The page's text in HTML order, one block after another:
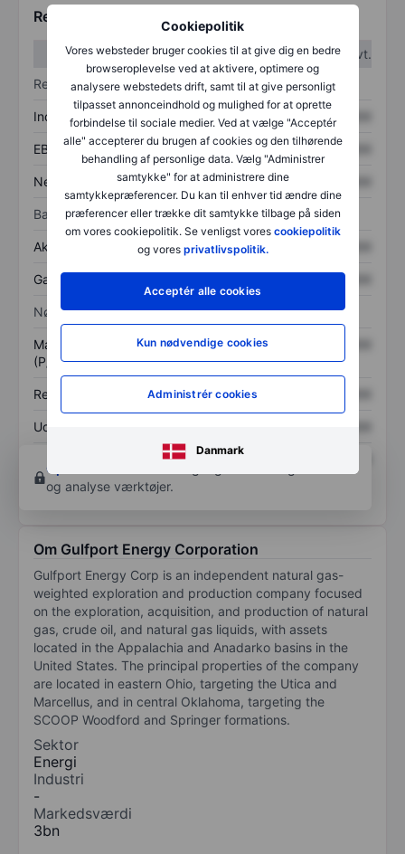
Cookiepolitik
Vores websteder bruger cookies til at give dig en bedre
browseroplevelse ved at aktivere, optimere og
analysere webstedets drift, samt til at give personligt
tilpasset annonceindhold og mulighed for at oprette
forbindelse til sociale medier. Ved at vælge "Acceptér
alle" accepterer du brugen af cookies og den tilhørende
behandling af personlige data. Vælg "Administrer
samtykke" for at administrere dine
samtykkepræferencer. Du kan til enhver tid ændre dine
præferencer eller trække dit samtykke tilbage på siden
om vores cookiepolitik. Se venligst vores cookiepolitik
og vores privatlivspolitik.
Acceptér alle cookies
Kun nødvendige cookies
Administrér cookies
Danmark
Regnskabstal
1. kvt.
2. kvt.
Resultatopgørelse
Indtægter XXXXXXX XXXXXXX
EBITDA XXXXXXX XXXXXXX
Nettoresultat XXXXXXX
Balance
Aktiver i alt XXXXXXX
Gæld XXXXXXX
Nøgletal
Markedsværdi/omsætning
(P/S)
XXXXXXX
Resultat pr. aktie (EPS) XXXXXXX
Udbytte pr. aktie
XXXXXXX
Opret konto
og analyse værktøjer.
Om Gulfport Energy Corporation
Gulfport Energy Corp is an independent natural gas-
weighted exploration and production company focused
on the exploration, acquisition, and production of natural
gas, crude oil, and natural gas liquids, with assets
located in the Appalachia and Anadarko basins in the
United States. The principal properties of the company
are located in eastern Ohio, targeting the Utica and
Marcellus, and in central Oklahoma, targeting the
SCOOP Woodford and Springer formations.
Sektor
Energi
Industri
-
Markedsværdi
3bn